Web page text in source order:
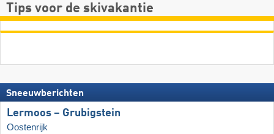
Tips voor de skivakantie
Sneeuwberichten
Lermoos – Grubigstein
Oostenrijk